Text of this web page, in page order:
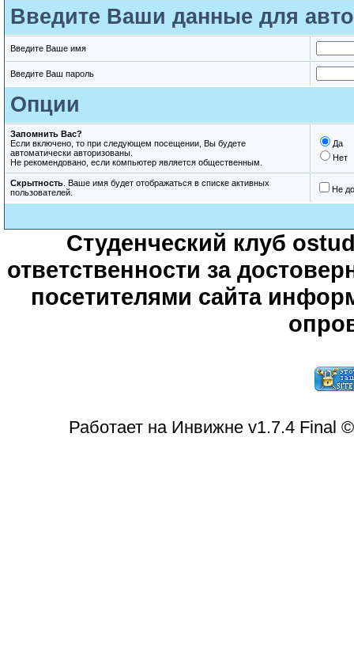
Введите Ваши данные для
Введите Ваше имя
Введите Ваш пароль
Опции
Запомнить Вас?
Если включено, то при следующем посещении, Вы будете
автоматически авторизованы.
Не рекомендовано, если компьютер является общественным.
Да
Нет
Скрытность. Ваше имя будет отображаться в списке активных
пользователей.
Не
Студенческий клуб
ответственности за
посетителями сайта
Работает на Инвижне v1.7.4 Final